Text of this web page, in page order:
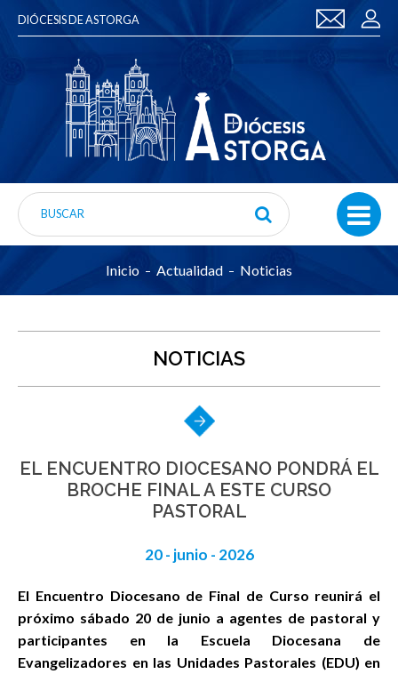
DIÓCESIS DE ASTORGA
Inicio Actualidad Noticias
NOTICIAS
EL ENCUENTRO DIOCESANO PONDRÁ EL
BROCHE FINAL A ESTE CURSO
PASTORAL
20 - junio - 2026
El Encuentro Diocesano de Final de Curso reunirá el
próximo sábado 20 de junio a agentes de pastoral y
participantes en la Escuela Diocesana de
Evangelizadores en las Unidades Pastorales (EDU) en